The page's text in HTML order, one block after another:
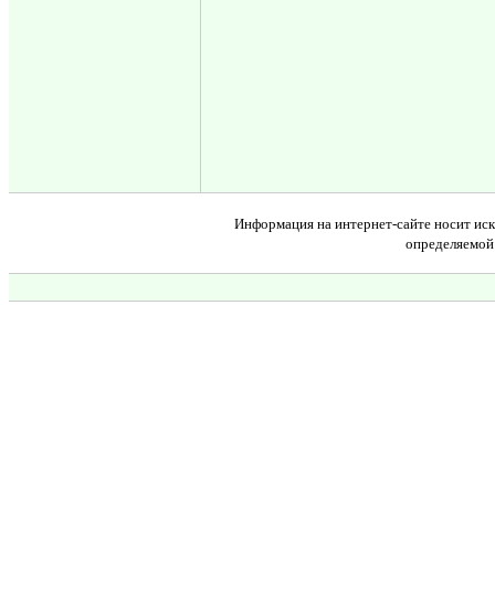
Информация на интернет-сайте носит